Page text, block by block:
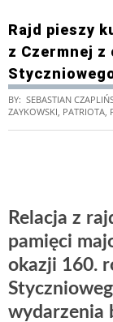
Rajd pieszy
z Czermnej
BY: SEBASTIAN
ZAYKOWSKI PATRIOTA
Relacja z
pamięci
okazji 160.
wydarzenia